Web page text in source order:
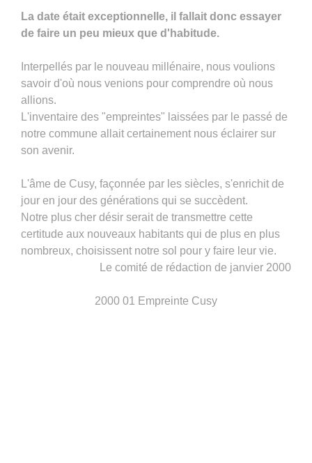
La date était exceptionnelle, il fallait donc essayer
de faire un peu mieux que d'habitude.
Interpellés par le nouveau millénaire, nous voulions
savoir d'où nous venions pour comprendre où nous
allions.
L'inventaire des "empreintes" laissées par le passé de
notre commune allait certainement nous éclairer sur
son avenir.
L'âme de Cusy, façonnée par les siècles, s'enrichit de
jour en jour des générations qui se succèdent.
Notre plus cher désir serait de transmettre cette
certitude aux nouveaux habitants qui de plus en plus
nombreux, choisissent notre sol pour y faire leur vie.
Le comité de rédaction de janvier 2000
2000 01 Empreinte Cusy